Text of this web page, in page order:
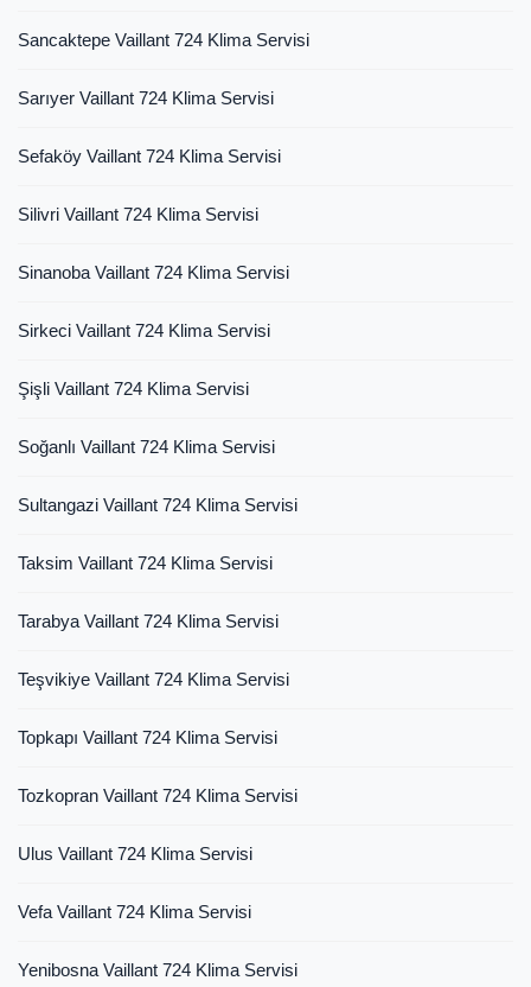
Sancaktepe Vaillant 724 Klima Servisi
Sarıyer Vaillant 724 Klima Servisi
Sefaköy Vaillant 724 Klima Servisi
Silivri Vaillant 724 Klima Servisi
Sinanoba Vaillant 724 Klima Servisi
Sirkeci Vaillant 724 Klima Servisi
Şişli Vaillant 724 Klima Servisi
Soğanlı Vaillant 724 Klima Servisi
Sultangazi Vaillant 724 Klima Servisi
Taksim Vaillant 724 Klima Servisi
Tarabya Vaillant 724 Klima Servisi
Teşvikiye Vaillant 724 Klima Servisi
Topkapı Vaillant 724 Klima Servisi
Tozkopran Vaillant 724 Klima Servisi
Ulus Vaillant 724 Klima Servisi
Vefa Vaillant 724 Klima Servisi
Yenibosna Vaillant 724 Klima Servisi